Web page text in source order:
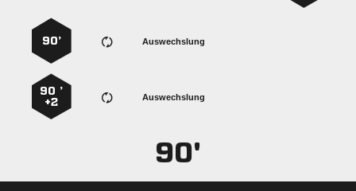
Auswechslung
90’
Auswechslung
90 ’
+2
90'